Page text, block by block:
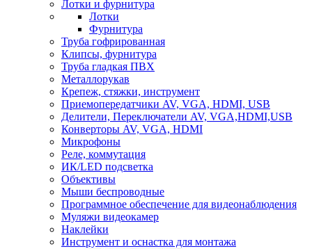
Лотки и фурнитура
Лотки
Фурнитура
Труба гофрированная
Клипсы, фурнитура
Труба гладкая ПВХ
Металлорукав
Крепеж, стяжки, инструмент
Приемопередатчики AV, VGA, HDMI, USB
Делители, Переключатели AV, VGA,HDMI,USB
Конверторы AV, VGA, HDMI
Микрофоны
Реле, коммутация
ИК/LED подсветка
Объективы
Мыши беспроводные
Программное обеспечение для видеонаблюдения
Муляжи видеокамер
Наклейки
Инструмент и оснастка для монтажа